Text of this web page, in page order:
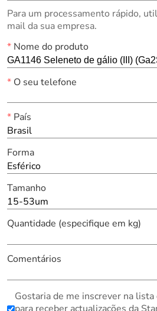
Para um processamento rápido,
mail da sua empresa.
*Nome do produto
*O seu telefone
*País
Brasil
Forma
Esférico
Tamanho
15-53um
Quantidade (especifique em kg)
Comentários
Gostaria de me inscrever na